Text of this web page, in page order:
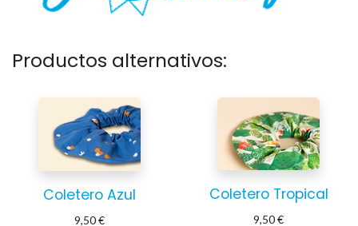
Productos alternativos:
Coletero Azul
9,50€
Coletero Tropical
9,50€